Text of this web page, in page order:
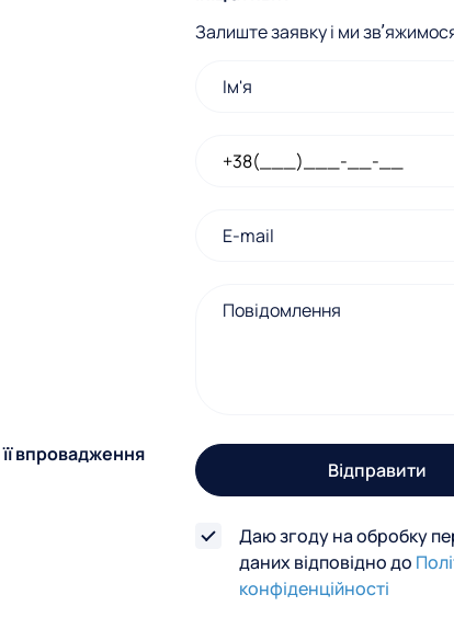
впровадження
о
р
з
в
Залиште заявку і ми
Відправити
Даю згоду на обробку
даних відповідно до
конфіденційності